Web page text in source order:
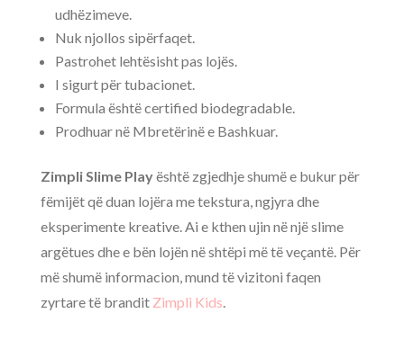
udhëzimeve.
Nuk njollos sipërfaqet.
Pastrohet lehtësisht pas lojës.
I sigurt për tubacionet.
Formula është certified biodegradable.
Prodhuar në Mbretërinë e Bashkuar.
Zimpli Slime Playështë zgjedhje shumë e bukur për
fëmijët që duan lojëra me tekstura, ngjyra dhe
eksperimente kreative. Ai e kthen ujin në një slime
argëtues dhe e bën lojën në shtëpi më të veçantë. Për
më shumë informacion, mund të vizitoni faqen
zyrtare të brandit Zimpli Kids.